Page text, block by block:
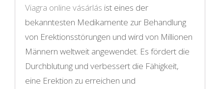
Viagra online vásárlás ist eines der
bekanntesten Medikamente zur Behandlung
von Erektionsstörungen und wird von Millionen
Männern weltweit angewendet. Es fördert die
Durchblutung und verbessert die Fähigkeit,
eine Erektion zu erreichen und